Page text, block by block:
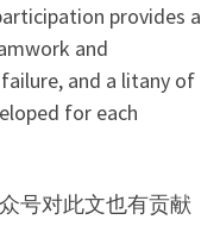
provides a
and
and a litany of
for each
号对此文也有贡献